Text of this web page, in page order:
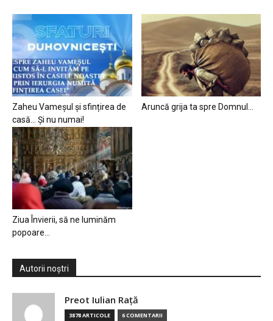
Zaheu Vameșul și sfințirea de
casă… Și nu numai!
Aruncă grija ta spre Domnul…
Ziua Învierii, să ne luminăm
popoare…
Autorii noștri
Preot Iulian Raţă
3878 ARTICOLE 6 COMENTARII